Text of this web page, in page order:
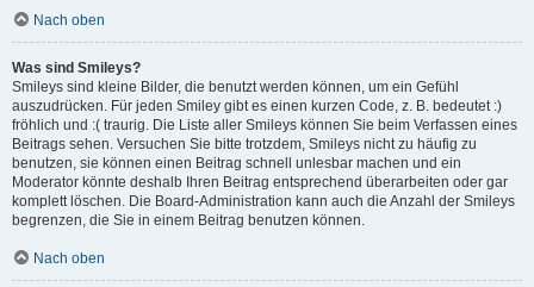
Nach oben
Was sind Smileys?
Smileys sind kleine Bilder, die benutzt werden können, um ein Gefühl
auszudrücken. Für jeden Smiley gibt es einen kurzen Code, z. B. bedeutet :)
fröhlich und :( traurig. Die Liste aller Smileys können Sie beim Verfassen eines
Beitrags sehen. Versuchen Sie bitte trotzdem, Smileys nicht zu häufig zu
benutzen, sie können einen Beitrag schnell unlesbar machen und ein
Moderator könnte deshalb Ihren Beitrag entsprechend überarbeiten oder gar
komplett löschen. Die Board-Administration kann auch die Anzahl der Smileys
begrenzen, die Sie in einem Beitrag benutzen können.
Nach oben